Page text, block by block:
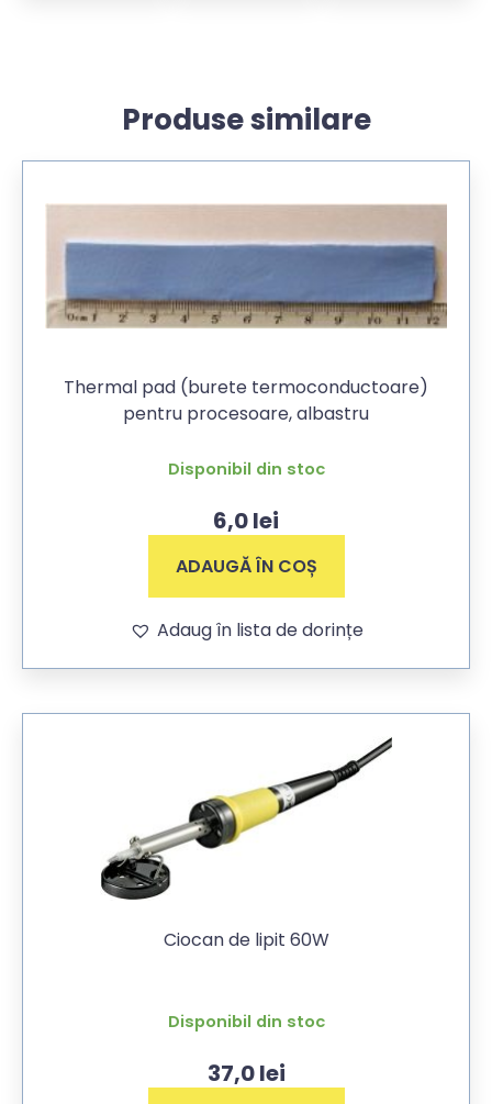
Produse similare
Thermal pad (burete termoconductoare)
pentru procesoare, albastru
Disponibil din stoc
6,0lei
ADAUGĂ ÎN COȘ
Adaug în lista de dorințe
Ciocan de lipit 60W
Disponibil din stoc
37,0lei